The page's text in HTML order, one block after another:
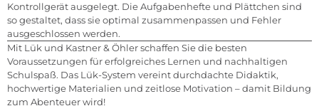
Kontrollgerät ausgelegt. Die Aufgabenhefte und Plättchen sind
so gestaltet, dass sie optimal zusammenpassen und Fehler
ausgeschlossen werden.
Mit Lük und Kastner & Öhler schaffen Sie die besten
Voraussetzungen für erfolgreiches Lernen und nachhaltigen
Schulspaß. Das Lük-System vereint durchdachte Didaktik,
hochwertige Materialien und zeitlose Motivation – damit Bildung
zum Abenteuer wird!